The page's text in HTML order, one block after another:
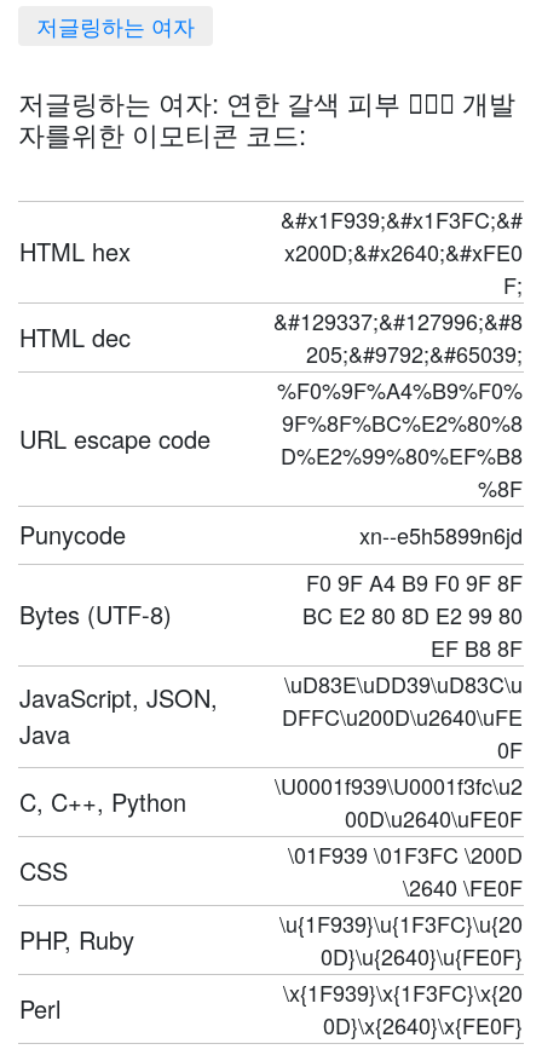
저글링하는 여자
저글링하는 여자: 연한 갈색 피부 🤹🏼‍♀️ 개발
자를위한 이모티콘 코드:
HTML hex
&#x1F939;&#x1F3FC;&#
x200D;&#x2640;&#xFE0
F;
HTML dec
&#129337;&#127996;&#8
205;&#9792;&#65039;
URL escape code
%F0%9F%A4%B9%F0%
9F%8F%BC%E2%80%8
D%E2%99%80%EF%B8
%8F
Punycode xn--e5h5899n6jd
Bytes (UTF-8)
F0 9F A4 B9 F0 9F 8F
BC E2 80 8D E2 99 80
EF B8 8F
JavaScript, JSON,
Java
\uD83E\uDD39\uD83C\u
DFFC\u200D\u2640\uFE
0F
C, C++, Python
\U0001f939\U0001f3fc\u2
00D\u2640\uFE0F
CSS
\01F939 \01F3FC \200D
\2640 \FE0F
PHP, Ruby
\u{1F939}\u{1F3FC}\u{20
0D}\u{2640}\u{FE0F}
Perl
\x{1F939}\x{1F3FC}\x{20
0D}\x{2640}\x{FE0F}